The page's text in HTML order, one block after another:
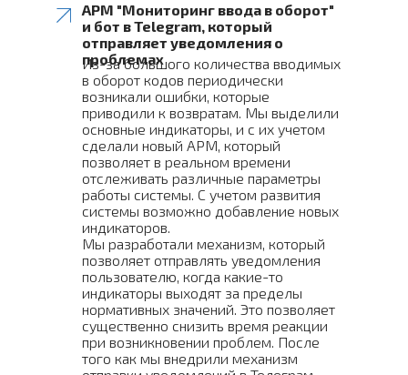
АРМ "Мониторинг ввода в оборот"
и бот в Telegram, который
отправляет уведомления о
проблемах
Из-за большого количества вводимых
в оборот кодов периодически
возникали ошибки, которые
приводили к возвратам. Мы выделили
основные индикаторы, и с их учетом
сделали новый АРМ, который
позволяет в реальном времени
отслеживать различные параметры
работы системы. С учетом развития
системы возможно добавление новых
индикаторов.
Мы разработали механизм, который
позволяет отправлять уведомления
пользователю, когда какие-то
индикаторы выходят за пределы
нормативных значений. Это позволяет
существенно снизить время реакции
при возникновении проблем. После
того как мы внедрили механизм